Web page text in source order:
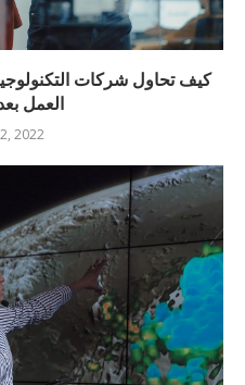
كيف تحاول شركات
العمل
2022